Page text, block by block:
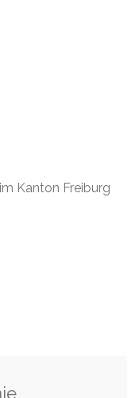
Kanton Freiburg